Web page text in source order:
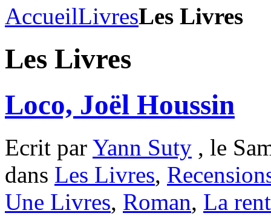
AccueilLivresLes Livres
Les Livres
Loco, Joël Houssin
Ecrit par Yann Suty , le
dans Les Livres,
Une Livres, Roman, La